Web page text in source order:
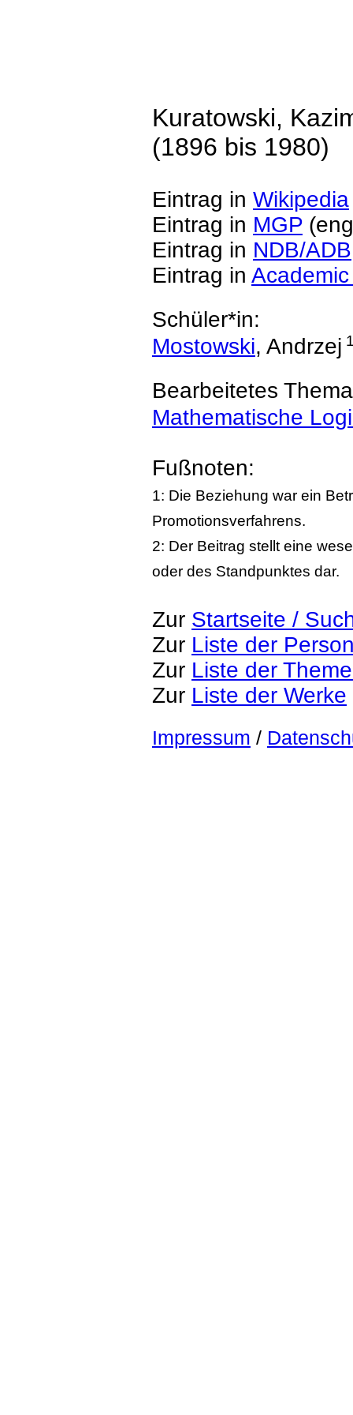
Kuratowski,
(1896 bis 1980)
Eintrag in Wikipedia
Eintrag in MGP
Eintrag in NDB/ADB
Eintrag in
Schüler*in:
Mostowski, Andrzej
Bearbeitetes
Mathematische
Fußnoten:
1: Die Beziehung war ein
Promotionsverfahrens.
2: Der Beitrag stellt eine
oder des Standpunktes dar.
Zur Startseite /
Zur Liste der
Zur Liste der
Zur Liste der Werke
Impressum /